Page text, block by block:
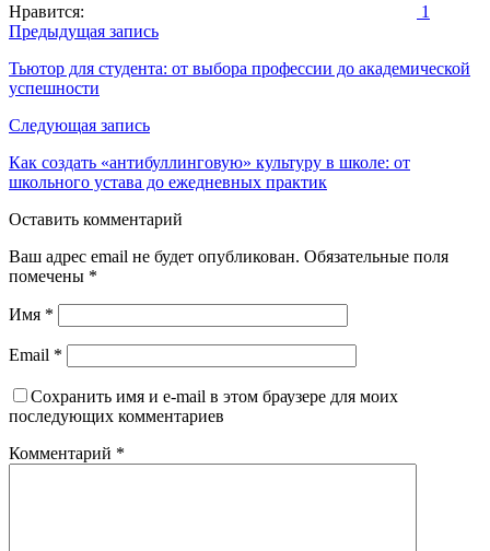
Нравится: 1
Навигация
по
записям
Предыдущая запись
Тьютор для студента: от выбора профессии до академической
успешности
Следующая запись
Как создать «антибуллинговую» культуру в школе: от
школьного устава до ежедневных практик
Оставить комментарий
Ваш адрес email не будет опубликован. Обязательные поля
помечены *
Имя *
Email *
Сохранить имя и e-mail в этом браузере для моих
последующих комментариев
Комментарий *